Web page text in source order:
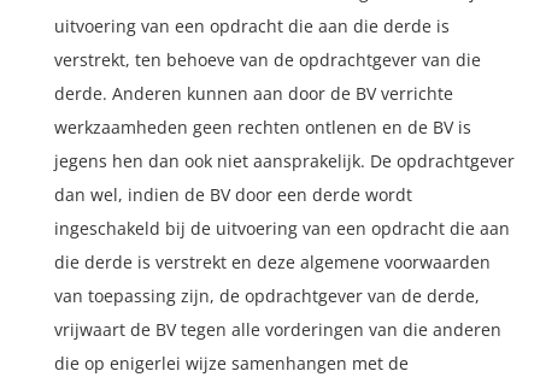
uitvoering van een opdracht die aan die derde is
verstrekt, ten behoeve van de opdrachtgever van die
derde. Anderen kunnen aan door de BV verrichte
werkzaamheden geen rechten ontlenen en de BV is
jegens hen dan ook niet aansprakelijk. De opdrachtgever
dan wel, indien de BV door een derde wordt
ingeschakeld bij de uitvoering van een opdracht die aan
die derde is verstrekt en deze algemene voorwaarden
van toepassing zijn, de opdrachtgever van de derde,
vrijwaart de BV tegen alle vorderingen van die anderen
die op enigerlei wijze samenhangen met de